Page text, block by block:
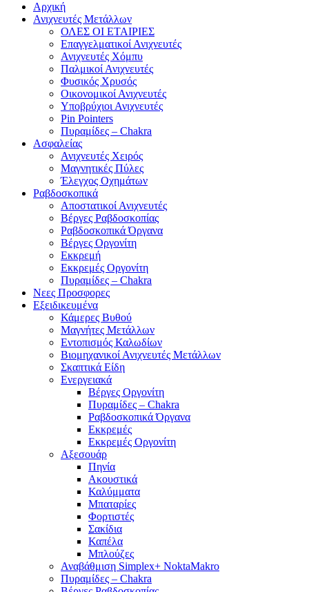
Αρχική
Ανιχνευτές Μετάλλων
ΟΛΕΣ ΟΙ ΕΤΑΙΡΙΕΣ
Επαγγελματικοί Ανιχνευτές
Ανιχνευτές Χόμπυ
Παλμικοί Ανιχνευτές
Φυσικός Χρυσός
Οικονομικοί Ανιχνευτές
Υποβρύχιοι Ανιχνευτές
Pin Pointers
Πυραμίδες – Chakra
Ασφαλείας
Ανιχνευτές Χειρός
Μαγνητικές Πύλες
Έλεγχος Οχημάτων
Ραβδοσκοπικά
Αποστατικοί Ανιχνευτές
Βέργες Ραβδοσκοπίας
Ραβδοσκοπικά Όργανα
Βέργες Οργονίτη
Εκκρεμή
Εκκρεμές Οργονίτη
Πυραμίδες – Chakra
Νεες Προσφορες
Εξειδικευμένα
Κάμερες Βυθού
Μαγνήτες Μετάλλων
Εντοπισμός Καλωδίων
Βιομηχανικοί Ανιχνευτές Μετάλλων
Σκαπτικά Είδη
Ενεργειακά
Βέργες Οργονίτη
Πυραμίδες – Chakra
Ραβδοσκοπικά Όργανα
Εκκρεμές
Εκκρεμές Οργονίτη
Αξεσουάρ
Πηνία
Ακουστικά
Καλύμματα
Μπαταρίες
Φορτιστές
Σακίδια
Καπέλα
Μπλούζες
Αναβάθμιση Simplex+ NoktaMakro
Πυραμίδες – Chakra